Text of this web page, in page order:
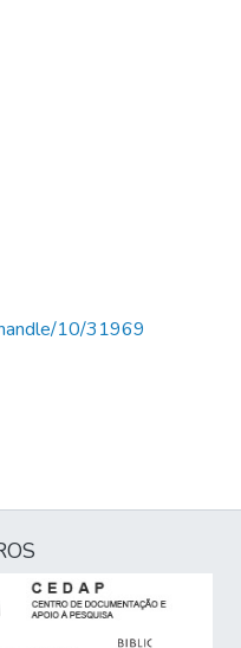
10/31969